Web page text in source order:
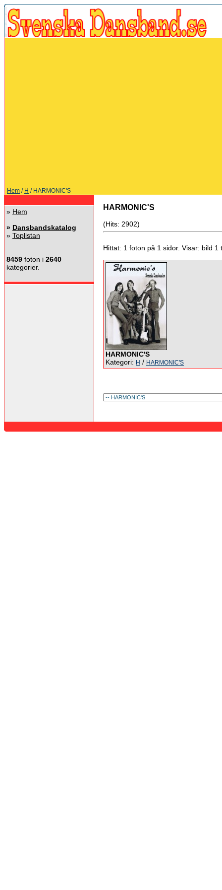
Hem / H / HARMONIC'S
» Hem
» Dansbandskatalog
» Toplistan
8459 foton i 2640
kategorier.
HARMONIC'S
(Hits: 2902)
Hittat: 1 foton på 1 sidor. Visar: bild 1
HARMONIC'S
Kategori: H / HARMONIC'S